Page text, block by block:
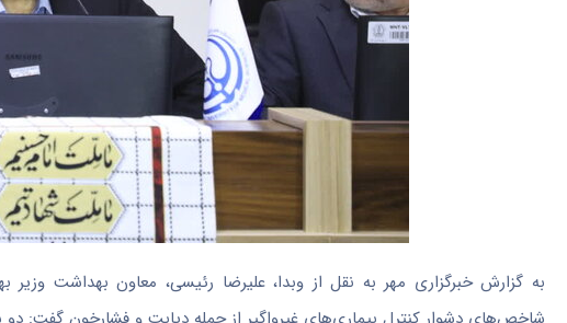
به گزارش خبرگزاری مهر به نقل از وبدا، علیرضا رئیسی، معاون بهداشت وزیر